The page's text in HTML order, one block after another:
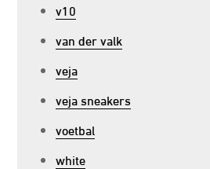
v10
van der valk
veja
veja sneakers
voetbal
white